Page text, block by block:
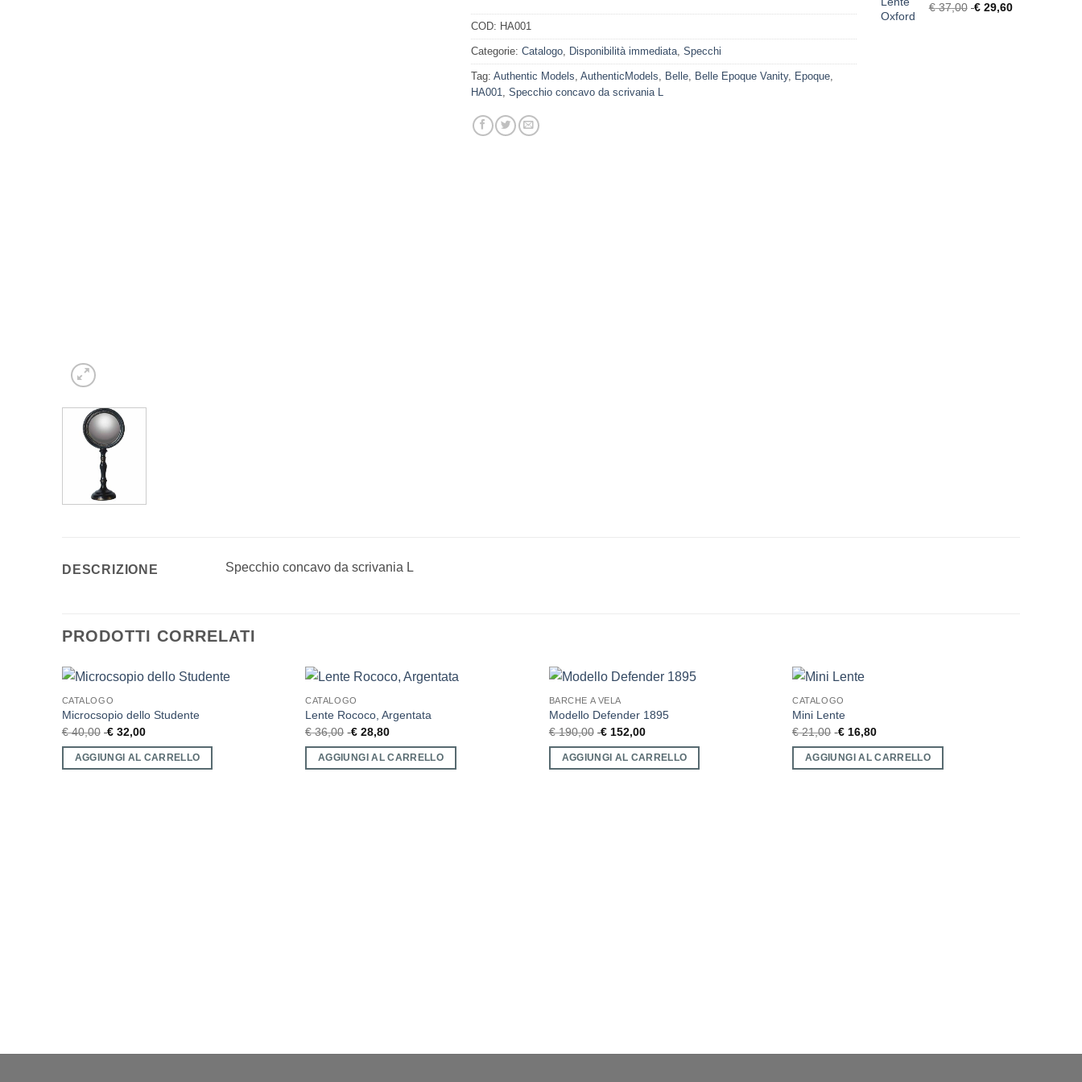
COD: HA001
Categorie:Catalogo, Disponibilità immediata,Specchi
Tag:Authentic Models,AuthenticModels, Belle, Belle Epoque Vanity, Epoque,
HA001,Specchio concavo da scrivania L
€37,00 €29,60
DESCRIZIONE Specchio concavo da scrivania L
PRODOTTI CORRELATI
CATALOGO
Microcsopio dello Studente
€40,00 € 32,00
AGGIUNGI AL CARRELLO
CATALOGO
Lente Rococo, Argentata
€36,00 €28,80
AGGIUNGI AL CARRELLO
BARCHE A VELA
Modello Defender 1895
€190,00 € 152,00
AGGIUNGI AL CARRELLO
CATALOGO
Mini Lente
€21,00 €16,80
AGGIUNGI AL CARRELLO